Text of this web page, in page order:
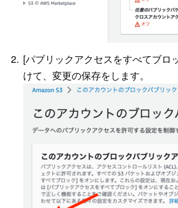
[パブリックアクセスをすべてブロ
けて、変更の保存をします。